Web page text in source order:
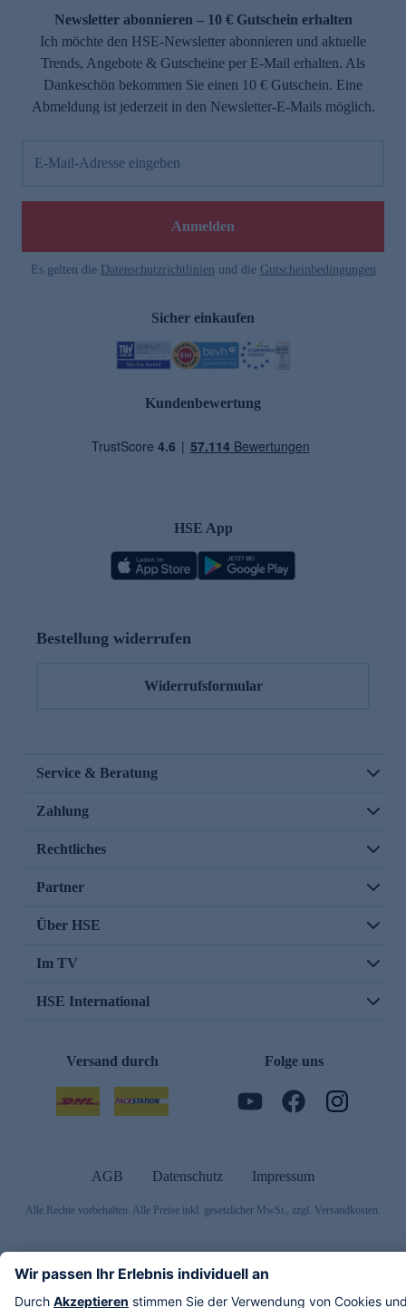
Newsletter abonnieren – 10 € Gutschein erhalten
Ich möchte den HSE-Newsletter abonnieren und aktuelle
Trends, Angebote & Gutscheine per E-Mail erhalten. Als
Dankeschön bekommen Sie einen 10 € Gutschein. Eine
Abmeldung ist jederzeit in den Newsletter-E-Mails möglich.
E-Mail-Adresse eingeben
Anmelden
Es gelten die Datenschutzrichtlinien und die Gutscheinbedingungen
Sicher einkaufen
Kundenbewertung
HSE App
Bestellung widerrufen
Widerrufsformular
Service & Beratung
Zahlung
Rechtliches
Partner
Über HSE
Im TV
HSE International
Versand durch Folge uns
AGB Datenschutz Impressum
Alle Rechte vorbehalten. Alle Preise inkl. gesetzlicher MwSt., zzgl. Versandkosten.